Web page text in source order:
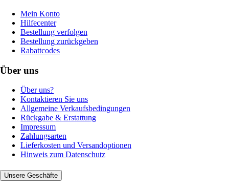
Mein Konto
Hilfecenter
Bestellung verfolgen
Bestellung zurückgeben
Rabattcodes
Über uns
Über uns?
Kontaktieren Sie uns
Allgemeine Verkaufsbedingungen
Rückgabe & Erstattung
Impressum
Zahlungsarten
Lieferkosten und Versandoptionen
Hinweis zum Datenschutz
Unsere Geschäfte